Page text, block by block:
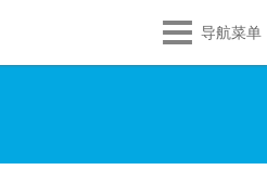
导航菜单